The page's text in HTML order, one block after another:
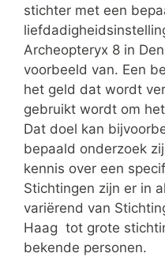
stichter met een
Archeopteryx 8 in
voorbeeld van. Een
het geld dat wordt
gebruikt wordt om het
Dat doel kan
bepaald onderzoek
kennis over een
Stichtingen zijn er in
variërend van
Haag tot grote
bekende personen.